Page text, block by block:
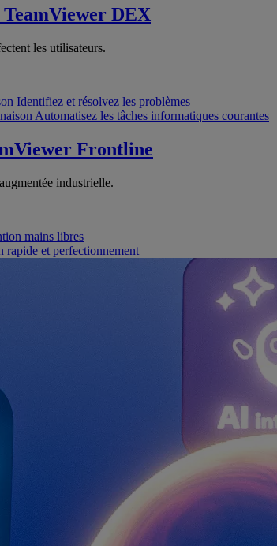
TeamViewer DEX
les utilisateurs.
Identifiez et résolvez les problèmes
Automatisez les tâches informatiques courantes
Frontline
industrielle.
mains libres
rapide et perfectionnement